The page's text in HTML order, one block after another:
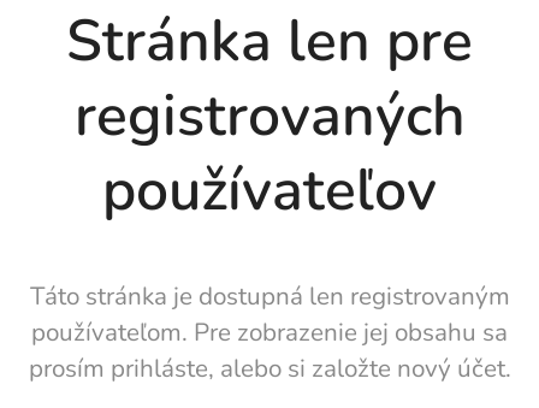
Stránka len pre
registrovaných
používateľov
Táto stránka je dostupná len registrovaným
používateľom. Pre zobrazenie jej obsahu sa
prosím prihláste, alebo si založte nový účet.